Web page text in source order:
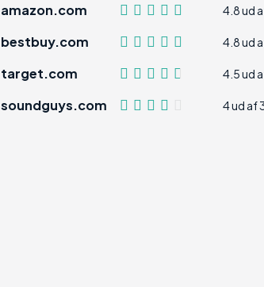
amazon.com 4.8 ud
bestbuy.com 4.8 ud
target.com 4.5 ud
soundguys.com 4 ud af